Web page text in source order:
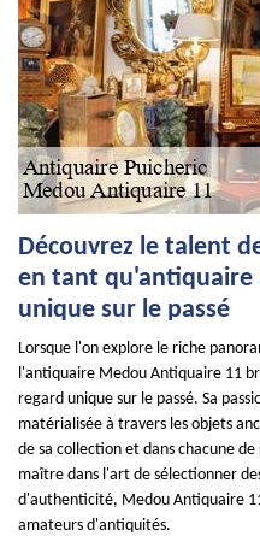
Découvrez le talent
en tant qu'antiquaire
unique sur le passé
Lorsque l'on explore le riche
l'antiquaire Medou Antiquaire 11
regard unique sur le passé. Sa
matérialisée à travers les objets
de sa collection et dans chacune
maître dans l'art de sélectionner
d'authenticité, Medou Antiquaire
amateurs d'antiquités.